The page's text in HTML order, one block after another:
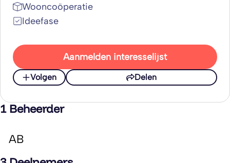
Wooncoöperatie
Ideefase
Aanmelden interesselijst
Volgen Delen
1 Beheerder
AB